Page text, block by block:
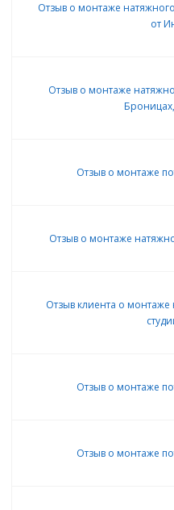
Отзыв о монтаже
от
Отзыв о монтаже
Отзыв о монтаже
Отзыв о монтаже
Отзыв клиента о
Отзыв о монтаже
Отзыв о монтаже